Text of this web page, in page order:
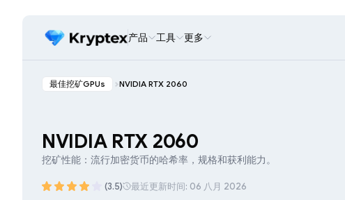
产品 工具 更多
最佳挖矿GPUs NVIDIA RTX 2060
NVIDIA RTX 2060
挖矿性能：流行加密货币的哈希率，规格和获利能力。
(3.5) 最近更新时间: 06 八月 2026